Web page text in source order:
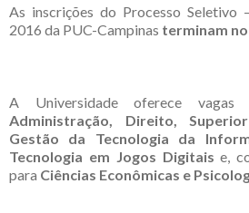
As inscrições do Processo Seletivo
2016 da PUC-Campinas terminam
A Universidade oferece
Administração, Direito,
Gestão da Tecnologia da
Tecnologia em Jogos Digitais e,
para Ciências Econômicas e